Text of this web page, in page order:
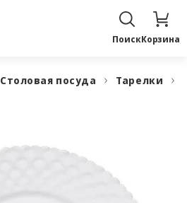
ПоискКорзина
Столовая посуда Тарелки